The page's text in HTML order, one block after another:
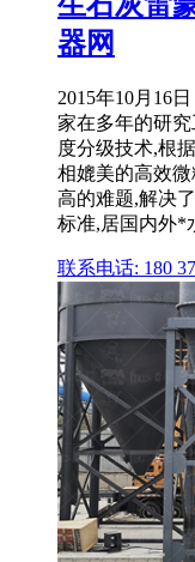
器网
2015年10月16
家在多年的研
度分级技术,根
相媲美的高效
高的难题,解决
标准,居国内外*
联系电话: 180